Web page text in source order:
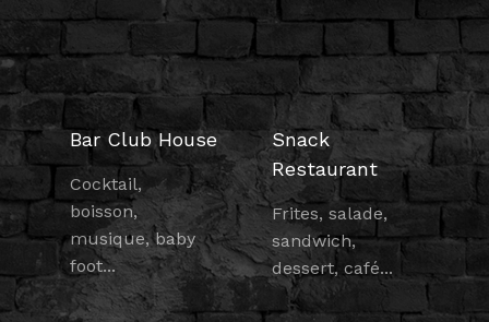
Bar Club House
Cocktail,
boisson,
musique, baby
foot...
Snack
Restaurant
Frites, salade,
sandwich,
dessert, café...